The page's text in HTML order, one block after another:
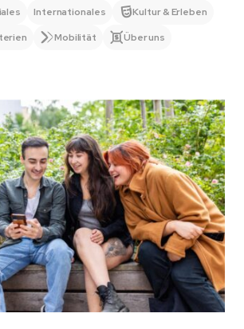
Internationales
Kultur & Erleben
Mobilität
Über uns